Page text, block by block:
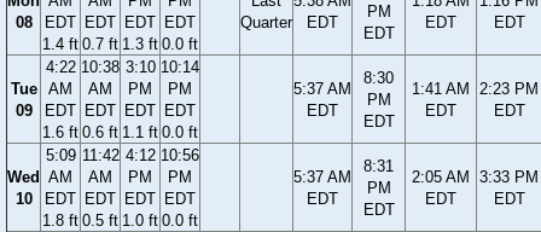
08
EDT
1.4 ft
EDT
0.7 ft
EDT
1.3 ft
EDT
0.0 ft
Quarter
EDT
PM
EDT
EDT
EDT
Tue
09
4:22
AM
EDT
1.6 ft
10:38
AM
EDT
0.6 ft
3:10
PM
EDT
1.1 ft
10:14
PM
EDT
0.0 ft
5:37 AM
EDT
8:30
PM
EDT
1:41 AM
EDT
2:23 PM
EDT
Wed
10
5:09
AM
EDT
1.8 ft
11:42
AM
EDT
0.5 ft
4:12
PM
EDT
1.0 ft
10:56
PM
EDT
0.0 ft
5:37 AM
EDT
8:31
PM
EDT
2:05 AM
EDT
3:33 PM
EDT